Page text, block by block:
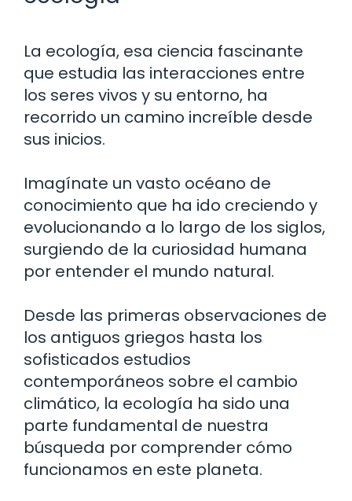
La ecología, esa ciencia fascinante
que estudia las interacciones entre
los seres vivos y su entorno, ha
recorrido un camino increíble desde
sus inicios.
Imagínate un vasto océano de
conocimiento que ha ido creciendo y
evolucionando a lo largo de los siglos,
surgiendo de la curiosidad humana
por entender el mundo natural.
Desde las primeras observaciones de
los antiguos griegos hasta los
sofisticados estudios
contemporáneos sobre el cambio
climático, la ecología ha sido una
parte fundamental de nuestra
búsqueda por comprender cómo
funcionamos en este planeta.